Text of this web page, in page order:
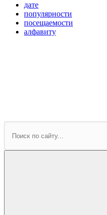
дате
популярности
посещаемости
алфавиту